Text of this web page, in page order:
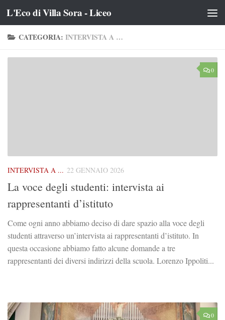
Salta al contenuto
L'Eco di Villa Sora - Liceo
CATEGORIA: INTERVISTA A …
0
INTERVISTA A ... 22 GENNAIO 2026
La voce degli studenti: intervista ai
rappresentanti d’istituto
Come ogni anno abbiamo deciso di dare spazio alla voce degli
studenti attraverso un’intervista ai rappresentanti d’istituto. In
questa occasione abbiamo fatto alcune domande a tre
rappresentanti dei diversi indirizzi della scuola. Lorenzo Ippoliti...
0